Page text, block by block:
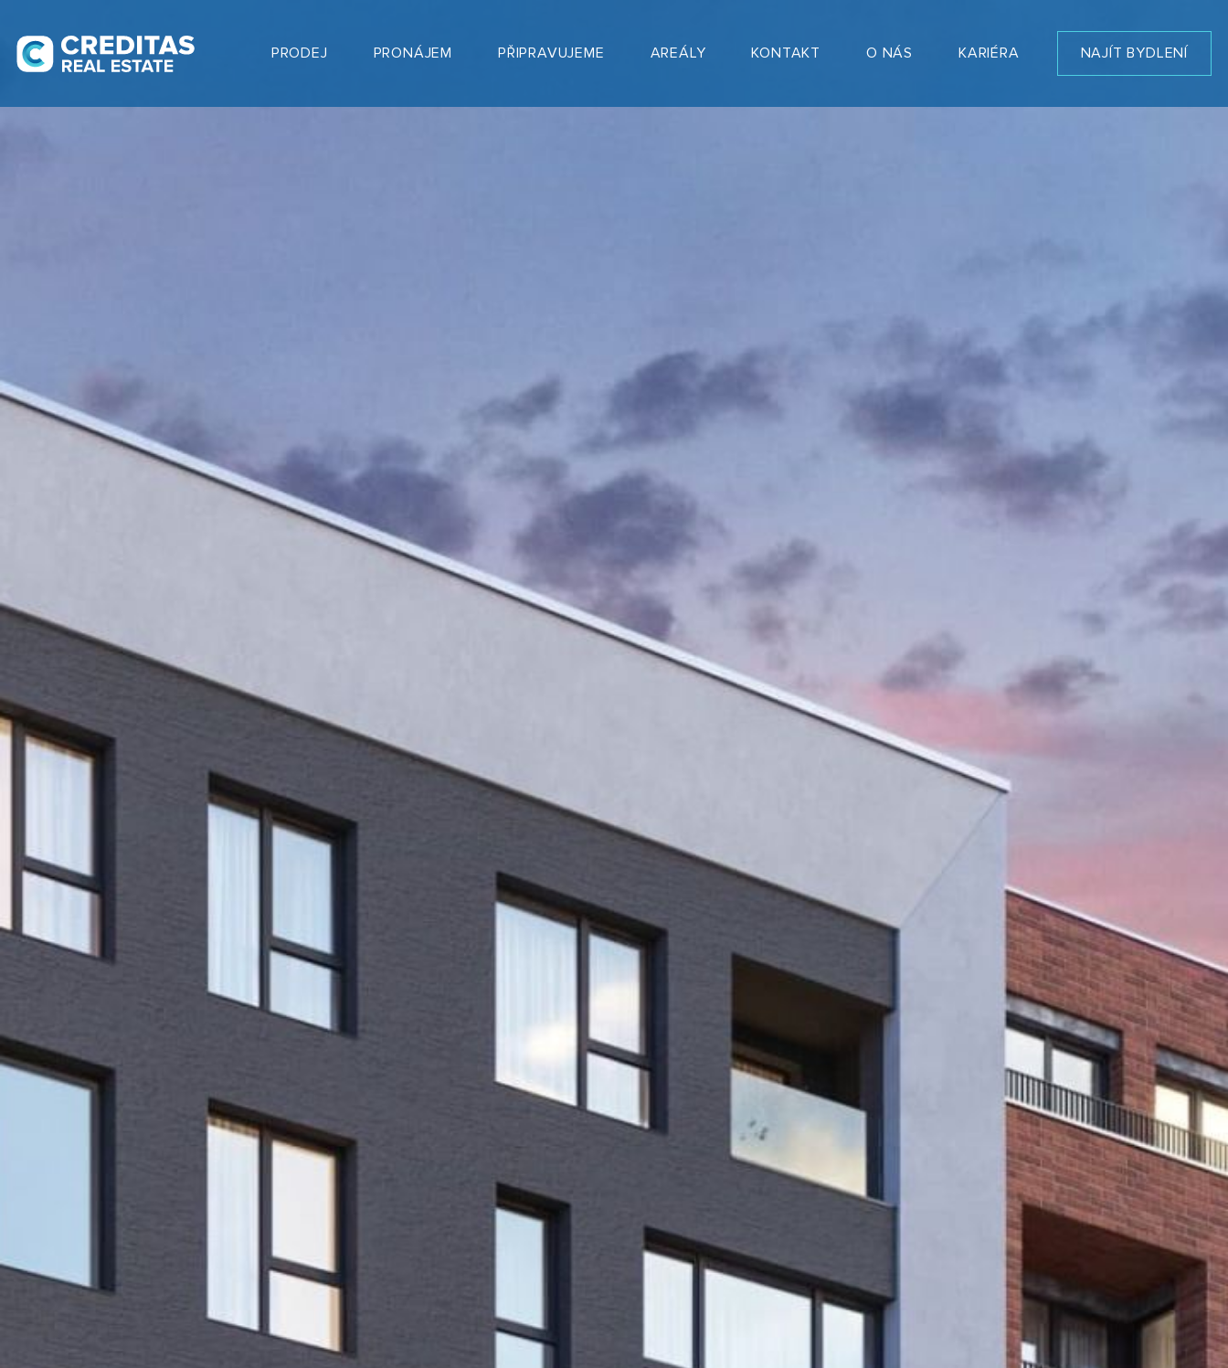
PRODEJ PRONÁJEM PŘIPRAVUJEME AREÁLY KONTAKT O NÁS KARIÉRA NAJÍT BYDLENÍ